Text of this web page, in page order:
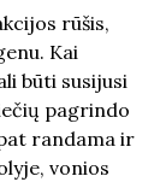
rūšis,
Kai
būti susijusi
pagrindo
randama ir
vonios